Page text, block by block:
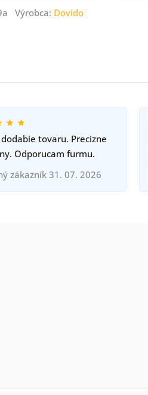
Výrobca: Dovido
dodabie tovaru. Precizne
Odporucam furmu.
zákazník 31. 07. 2026